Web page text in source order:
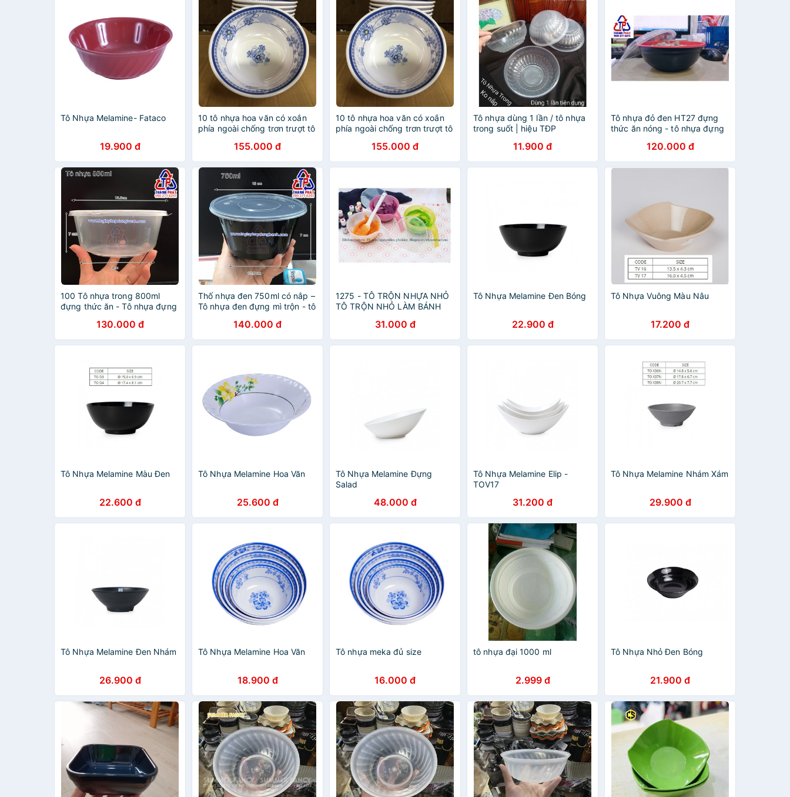
Tô Nhựa Melamine- Fataco
19.900 đ
10 tô nhựa hoa văn có xoắn
phía ngoài chống trơn trượt tô
155.000 đ
10 tô nhựa hoa văn có xoắn
phía ngoài chống trơn trượt tô
155.000 đ
Tô nhựa dùng 1 lần / tô nhựa
trong suốt | hiệu TĐP
11.900 đ
Tô nhựa đỏ đen HT27 đựng
thức ăn nóng - tô nhựa đựng
đựng bún thịt nướng
120.000 đ
100 Tô nhựa trong 800ml
đựng thức ăn - Tô nhựa đựng
đựng phở , bánh canh
130.000 đ
Thố nhựa đen 750ml có nắp –
Tô nhựa đen đựng mì trộn - tô
140.000 đ
1275 - TÔ TRỘN NHỰA NHỎ
TÔ TRỘN NHỎ LÀM BÁNH
31.000 đ
Tô Nhựa Melamine Đen Bóng
22.900 đ
Tô Nhựa Vuông Màu Nâu
17.200 đ
Tô Nhựa Melamine Màu Đen
22.600 đ
Tô Nhựa Melamine Hoa Văn
25.600 đ
Tô Nhựa Melamine Đựng
Salad
48.000 đ
Tô Nhựa Melamine Elip -
TOV17
31.200 đ
Tô Nhựa Melamine Nhám Xám
29.900 đ
Tô Nhựa Melamine Đen Nhám
26.900 đ
Tô Nhựa Melamine Hoa Văn
18.900 đ
Tô nhựa meka đủ size
16.000 đ
tô nhựa đại 1000 ml
2.999 đ
Tô Nhựa Nhỏ Đen Bóng
21.900 đ